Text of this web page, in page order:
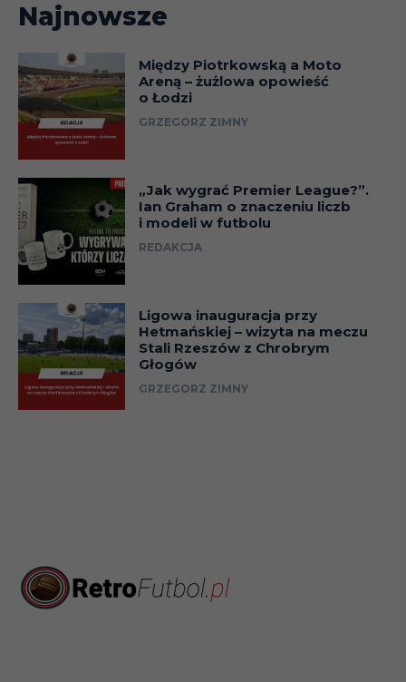
Najnowsze
Między Piotrkowską a Moto
Areną – żużlowa opowieść
o Łodzi
GRZEGORZ ZIMNY
„Jak wygrać Premier League?”.
Ian Graham o znaczeniu liczb
i modeli w futbolu
REDAKCJA
Ligowa inauguracja przy
Hetmańskiej – wizyta na meczu
Stali Rzeszów z Chrobrym
Głogów
GRZEGORZ ZIMNY